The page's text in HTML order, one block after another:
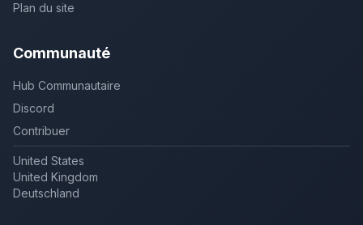
Plan du site
Communauté
Hub Communautaire
Discord
Contribuer
United States
United Kingdom
Deutschland